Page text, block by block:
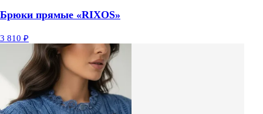
Брюки прямые «RIXOS»
3 810 ₽